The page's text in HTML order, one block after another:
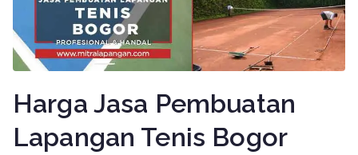
Harga Jasa Pembuatan
Lapangan Tenis Bogor